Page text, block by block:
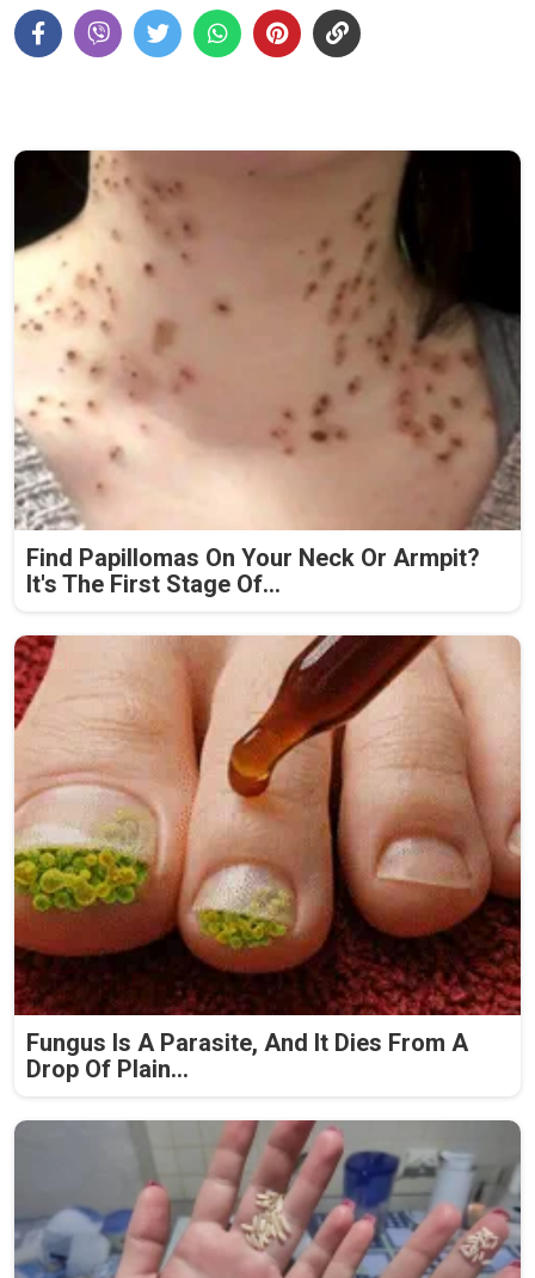
Find Papillomas On Your Neck Or Armpit?
It's The First Stage Of...
Fungus Is A Parasite, And It Dies From A
Drop Of Plain...